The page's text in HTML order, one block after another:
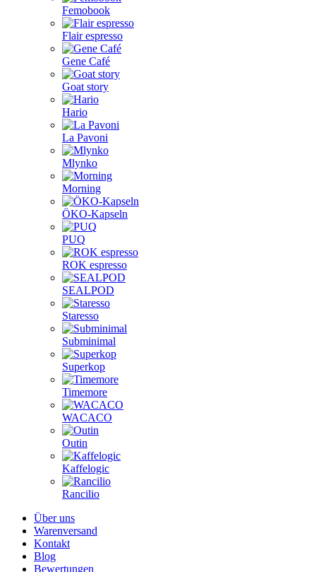
Femobook
Flair espresso
Gene Café
Goat story
Hario
La Pavoni
Mlynko
Morning
ÖKO-Kapseln
PUQ
ROK espresso
SEALPOD
Staresso
Subminimal
Superkop
Timemore
WACACO
Outin
Kaffelogic
Rancilio
Über uns
Warenversand
Kontakt
Blog
Bewertungen